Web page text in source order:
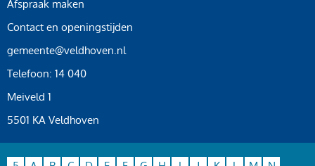
Afspraak maken
Contact en openingstijden
gemeente@veldhoven.nl
Telefoon: 14 040
Meiveld 1
5501 KA Veldhoven